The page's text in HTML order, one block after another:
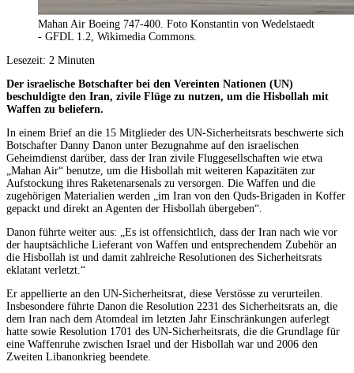
Mahan Air Boeing 747-400. Foto Konstantin von Wedelstaedt
- GFDL 1.2, Wikimedia Commons.
Lesezeit: 2 Minuten
Der israelische Botschafter bei den Vereinten Nationen (UN)
beschuldigte den Iran, zivile Flüge zu nutzen, um die Hisbollah mit
Waffen zu beliefern.
In einem Brief an die 15 Mitglieder des UN-Sicherheitsrats beschwerte sich
Botschafter Danny Danon unter Bezugnahme auf den israelischen
Geheimdienst darüber, dass der Iran zivile Fluggesellschaften wie etwa
„Mahan Air“ benutze, um die Hisbollah mit weiteren Kapazitäten zur
Aufstockung ihres Raketenarsenals zu versorgen. Die Waffen und die
zugehörigen Materialien werden „im Iran von den Quds-Brigaden in Koffer
gepackt und direkt an Agenten der Hisbollah übergeben“.
Danon führte weiter aus: „Es ist offensichtlich, dass der Iran nach wie vor
der hauptsächliche Lieferant von Waffen und entsprechendem Zubehör an
die Hisbollah ist und damit zahlreiche Resolutionen des Sicherheitsrats
eklatant verletzt.“
Er appellierte an den UN-Sicherheitsrat, diese Verstösse zu verurteilen.
Insbesondere führte Danon die Resolution 2231 des Sicherheitsrats an, die
dem Iran nach dem Atomdeal im letzten Jahr Einschränkungen auferlegt
hatte sowie Resolution 1701 des UN-Sicherheitsrats, die die Grundlage für
eine Waffenruhe zwischen Israel und der Hisbollah war und 2006 den
Zweiten Libanonkrieg beendete.